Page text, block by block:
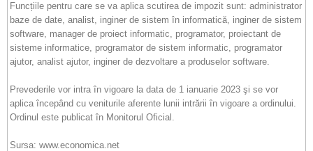
Funcțiile pentru care se va aplica scutirea de impozit sunt: administrator
baze de date, analist, inginer de sistem în informatică, inginer de sistem
software, manager de proiect informatic, programator, proiectant de
sisteme informatice, programator de sistem informatic, programator
ajutor, analist ajutor, inginer de dezvoltare a produselor software.
Prevederile vor intra în vigoare la data de 1 ianuarie 2023 şi se vor
aplica începând cu veniturile aferente lunii intrării în vigoare a ordinului.
Ordinul este publicat în Monitorul Oficial.
Sursa: www.economica.net